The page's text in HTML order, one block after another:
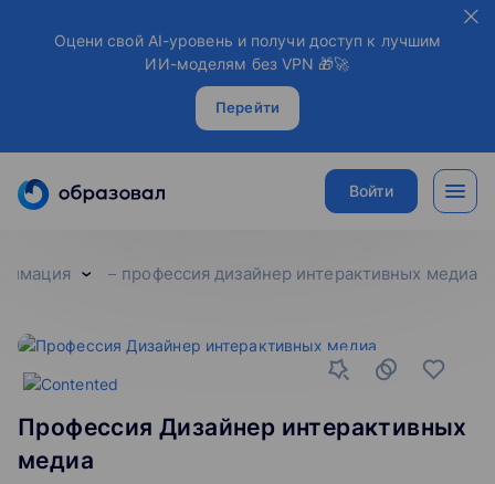
Оцени свой AI-уровень и получи доступ к лучшим
ИИ-моделям без VPN 🎁🚀
Перейти
Войти
профессия дизайнер интерактивных медиа
Профессия Дизайнер интерактивных
медиа